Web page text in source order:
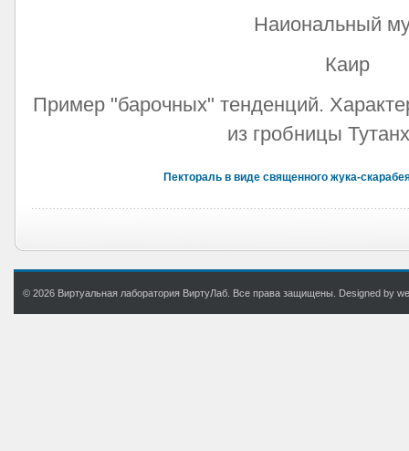
Наиональный
Каир
Пример "барочных" тенденций.
из гробницы
Пектораль в виде священного жука-
© 2026 Виртуальная лаборатория ВиртуЛаб. Все права защищены. Designed by